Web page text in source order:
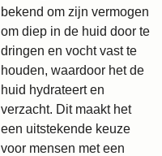
bekend om zijn vermogen
om diep in de huid door te
dringen en vocht vast te
houden, waardoor het de
huid hydrateert en
verzacht. Dit maakt het
een uitstekende keuze
voor mensen met een